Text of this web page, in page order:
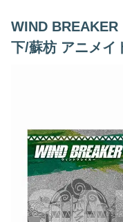
WIND
下/蘇枋 アニメイ